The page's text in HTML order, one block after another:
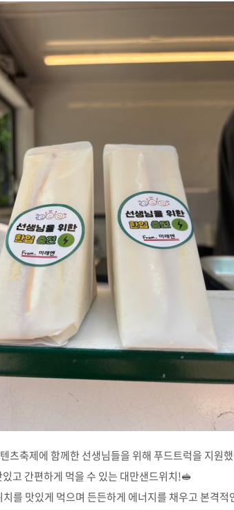
츠축제에 함께한 선생님들을 위해 푸드트럭을 지원
있고 간편하게 먹을 수 있는 대만샌드위치!🥪
를 맛있게 먹으며 든든하게 에너지를 채우고 본격적